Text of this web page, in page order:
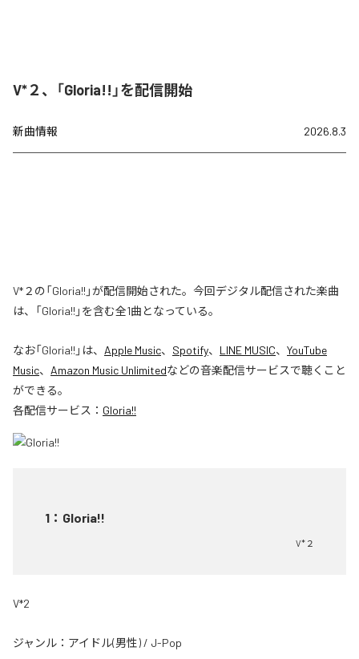
V*２、「Gloria!!」を配信開始
新曲情報 2026.8.3
V*２の「Gloria!!」が配信開始された。今回デジタル配信された楽曲
は、「Gloria!!」を含む全1曲となっている。
なお「Gloria!! 」は、 Apple Music、 Spotify、 LINE MUSIC、 YouTube
Music、 Amazon Music Unlimitedなどの音楽配信サービスで聴くこと
ができる。
各配信サービス： Gloria!!
1 ： Gloria!!
V*２
V*2
ジャンル： アイドル(男性) / J-Pop